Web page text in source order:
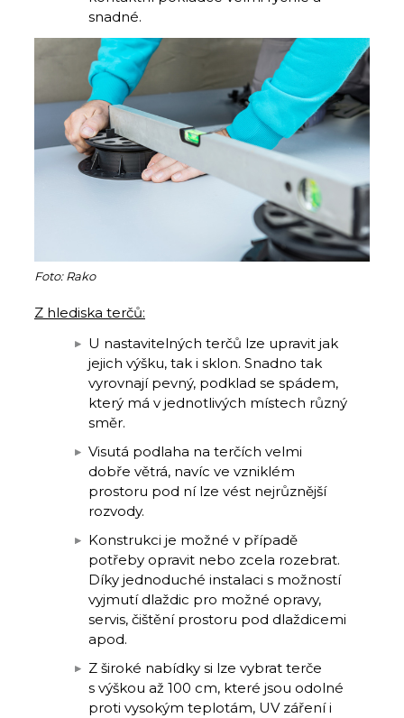
snadné.
Foto: Rako
Z hlediska terčů:
U nastavitelných terčů lze upravit jak
jejich výšku, tak i sklon. Snadno tak
vyrovnají pevný, podklad se spádem,
který má v jednotlivých místech různý
směr.
Visutá podlaha na terčích velmi
dobře větrá, navíc ve vzniklém
prostoru pod ní lze vést nejrůznější
rozvody.
Konstrukci je možné v případě
potřeby opravit nebo zcela rozebrat.
Díky jednoduché instalaci s možností
vyjmutí dlaždic pro možné opravy,
servis, čištění prostoru pod dlaždicemi
apod.
Z široké nabídky si lze vybrat terče
s výškou až 100 cm, které jsou odolné
proti vysokým teplotám, UV záření i